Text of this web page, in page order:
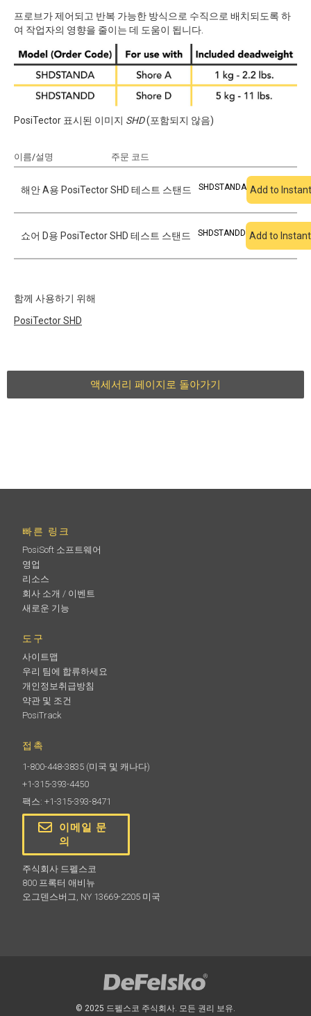
프로브가 제어되고 반복 가능한 방식으로 수직으로 배치되도록 하
여 작업자의 영향을 줄이는 데 도움이 됩니다.
PosiTector 표시된 이미지 SHD(포함되지 않음)
이름/설명 주문 코드
해안 A용 PosiTector SHD 테스트 스탠드 SHDSTANDA Add to
쇼어 D용 PosiTector SHD 테스트 스탠드 SHDSTANDD Add to
함께 사용하기 위해
PosiTectorSHD
액세서리 페이지로 돌아가기
빠른 링크
PosiSoft 소프트웨어
영업
리소스
회사 소개 / 이벤트
새로운 기능
도구
사이트맵
우리 팀에 합류하세요
개인정보취급방침
약관 및 조건
PosiTrack
접촉
1-800-448-3835 (미국 및 캐나다)
+1-315-393-4450
팩스: +1-315-393-8471
이메일 문
의
주식회사 드펠스코
800 프록터 애비뉴
오그덴스버그, NY 13669-2205 미국
© 2025 드펠스코 주식회사. 모든 권리 보유.